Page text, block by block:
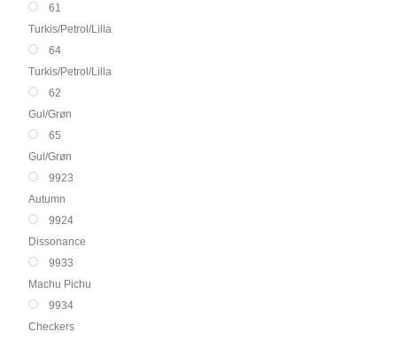
61
Turkis/Petrol/Lilla
64
Turkis/Petrol/Lilla
62
Gul/Grøn
65
Gul/Grøn
9923
Autumn
9924
Dissonance
9933
Machu Pichu
9934
Checkers